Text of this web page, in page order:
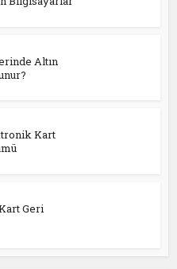
Altın
Kart
Geri